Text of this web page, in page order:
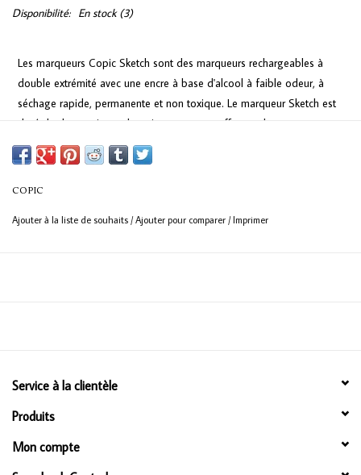
Disponibilité: En stock(3)
Les marqueurs Copic Sketch sont des marqueurs rechargeables à
double extrémité avec une encre à base d'alcool à faible odeur, à
séchage rapide, permanente et non toxique. Le marqueur Sketch est
doté de deux pointes : la pointe moyenne offre une bonne
couverture, tandis que la pointe pinceau plus fine permet un travail
plus détaillé.
COPIC
Ajouter à la liste de souhaits /Ajouter pour comparer /Imprimer
Service à la clientèle
Produits
Mon compte